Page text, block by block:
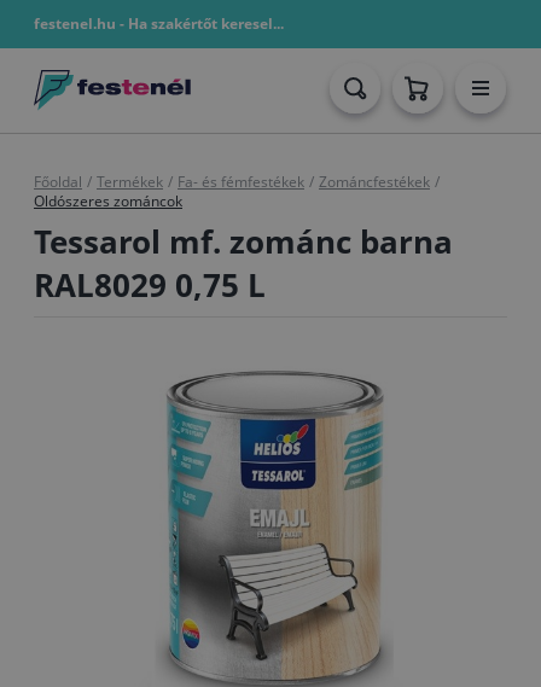
festenel.hu - Ha szakértőt keresel...
Főoldal / Termékek / Fa- és fémfestékek / Zománcfestékek /
Oldószeres zománcok
Tessarol mf. zománc barna
RAL8029 0,75 L